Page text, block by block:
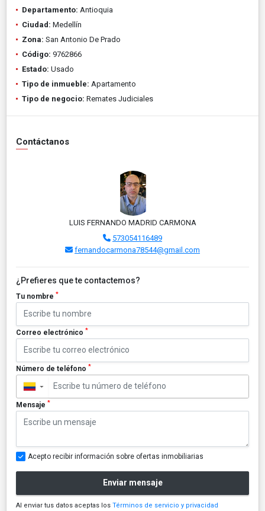
Departamento: Antioquia
Ciudad: Medellín
Zona: San Antonio De Prado
Código: 9762866
Estado: Usado
Tipo de inmueble: Apartamento
Tipo de negocio: Remates Judiciales
Contáctanos
LUIS FERNANDO MADRID CARMONA
573054116489
fernandocarmona78544@gmail.com
¿Prefieres que te contactemos?
Tu nombre *
Correo electrónico *
Número de teléfono *
▼
Mensaje *
Acepto recibir información sobre ofertas inmobiliarias
Enviar mensaje
Al enviar tus datos aceptas los Términos de servicio y privacidad